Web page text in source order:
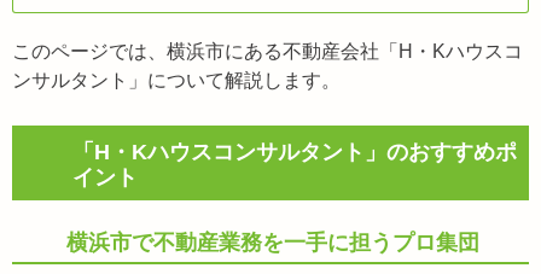
このページでは、横浜市にある不動産会社「H・Kハウスコ
ンサルタント」について解説します。
「H・Kハウスコンサルタント」のおすすめポ
イント
横浜市で不動産業務を一手に担うプロ集団